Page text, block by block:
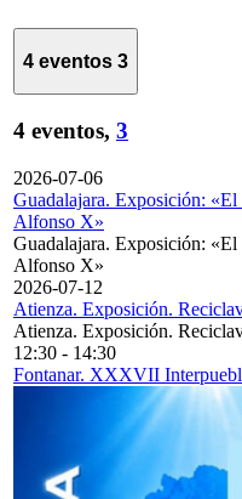
4 eventos 3
4 eventos, 3
2026-07-06
Guadalajara. Exposición:
Alfonso X»
Guadalajara. Exposición:
Alfonso X»
2026-07-12
Atienza. Exposición.
Atienza. Exposición.
12:30 - 14:30
Fontanar. XXXVII